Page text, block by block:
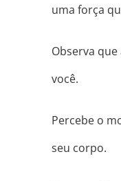
uma força
Observa
você.
Percebe o
seu corpo.